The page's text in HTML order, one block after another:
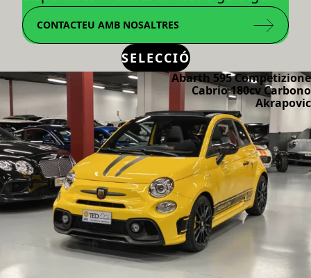
CONTACTEU AMB NOSALTRES
SELECCIÓ
Abarth 595 Competizione
Cabrio 180cv Carbono
Akrapovic